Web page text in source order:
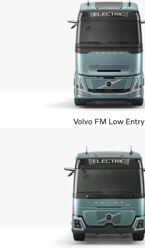
Volvo FM Low Entry